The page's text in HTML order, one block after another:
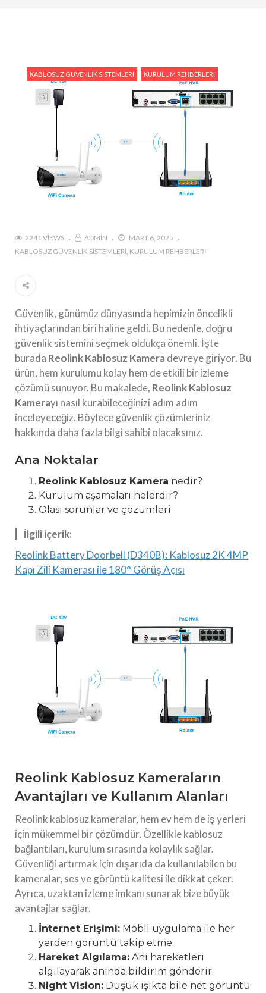
#Hareket Algılama Özellikleri ile Güvenliğinizi Nasıl
Artırabilirsiniz?
#Reolink Gelecek Teknolojileri : Yapay Zeka ve Akıllı
#Reolink Güvenlik Kameraları ile Hırsızlıkları
Önlemenin Etkili Yolları
#Reolink NVR Sistemi ile Kamera Görüntülerini
Nasıl Yönetirsiniz?
KABLOSUZ GÜVENLIK SISTEMLERI KURULUM REHBERLERI
2241 VIEWS ADMIN
MART 6, 2025
KABLOSUZ GÜVENLIK SISTEMLERI KURULUM REHBERLERI
Güvenlik, günümüz dünyasında hepimizin öncelikli
ihtiyaçlarından biri haline geldi. Bu nedenle, doğru
güvenlik sistemini seçmek oldukça önemli. İşte
burada Reolink Kablosuz Kameradevreye giriyor. Bu
ürün, hem kurulumu kolay hem de etkili bir izleme
çözümü sunuyor. Bu makalede, Reolink Kablosuz
Kamerayı nasıl kurabileceğinizi adım adım
inceleyeceğiz. Böylece güvenlik çözümleriniz
hakkında daha fazla bilgi sahibi olacaksınız.
Ana Noktalar
Reolink Kablosuz Kamera nedir?
Kurulum aşamaları nelerdir?
Olası sorunlar ve çözümleri
İlgili içerik:
Reolink Battery Doorbell (D340B): Kablosuz 2K 4MP
Kapı Zili Kamerası ile 180° Görüş Açısı
Reolink Kablosuz Kameraların
Avantajları ve Kullanım Alanları
Reolink kablosuz kameralar, hem ev hem de iş yerleri
için mükemmel bir çözümdür. Özellikle kablosuz
bağlantıları, kurulum sırasında kolaylık sağlar.
Güvenliği artırmak için dışarıda da kullanılabilen bu
kameralar, ses ve görüntü kalitesi ile dikkat çeker.
Ayrıca, uzaktan izleme imkanı sunarak bize büyük
avantajlar sağlar.
İnternet Erişimi: Mobil uygulama ile her
yerden görüntü takip etme.
Hareket Algılama: Ani hareketleri
algılayarak anında bildirim gönderir.
Night Vision: Düşük ışıkta bile net görüntü